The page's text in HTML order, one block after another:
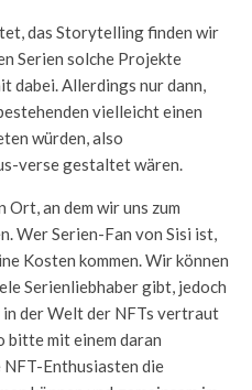
das Storytelling finden wir
Serien solche Projekte
dabei. Allerdings nur dann,
vielleicht einen
würden, also
verse gestaltet wären.
an dem wir uns zum
Wer Serien-Fan von Sisi ist,
Kosten kommen. Wir können
Serienliebhaber gibt, jedoch
in der Welt der NFTs vertraut
bitte mit einem daran
Enthusiasten die